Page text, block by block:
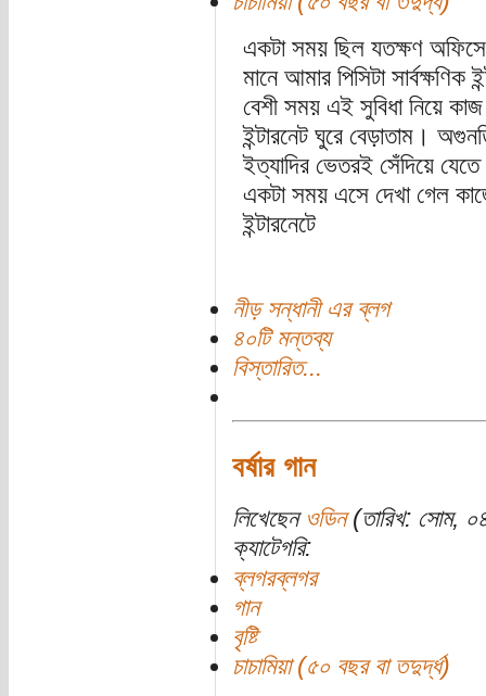
একটা সময় ছিল যতক্ষণ অফিসে
মানে আমার পিসিটা
বেশী সময় এই সুবিধা নিয়ে
ইন্টারনেট ঘুরে বেড়াতাম।
ইত্যাদির ভেতরই সেঁদিয়ে
একটা সময় এসে দেখা গেল
ইন্টারনেটে
নীড় সন্ধানী এর ব্লগ
৪০টি মন্তব্য
বিস্তারিত...
বর্ষার গান
লিখেছেন ওডিন(তারিখ: সোম,
ক্যাটেগরি:
ব্লগরব্লগর
গান
বৃষ্টি
চাচামিয়া (৫০ বছর বা তদুর্দ্ধ)